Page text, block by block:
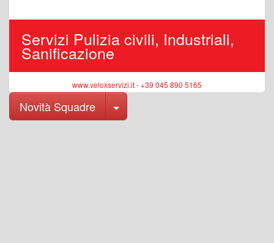
Servizi Pulizia civili, Industriali,
Sanificazione
www.veloxservizi.it - +39 045 890 5165
Novità Squadre Toggle Dropdown